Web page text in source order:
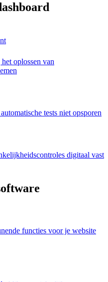
oplossen van
tests niet opsporen
digitaal vast
functies voor je website